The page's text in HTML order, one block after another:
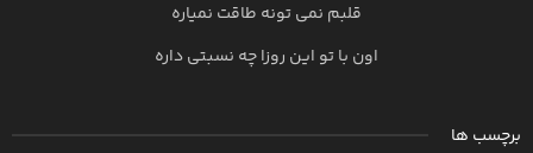
قلبم نمی تونه طاقت نمیاره
اون با تو این روزا چه نسبتی داره
برچسب ها